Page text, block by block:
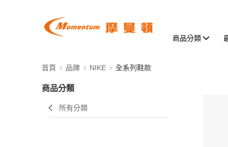
商品分類
首頁 品牌 NIKE 全系列鞋款
商品分類
所有分類